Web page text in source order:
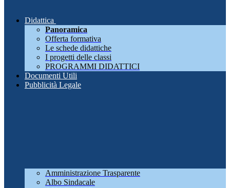
Didattica
Panoramica
Offerta formativa
Le schede didattiche
I progetti delle classi
PROGRAMMI DIDATTICI
Documenti Utili
Pubblicità Legale
Amministrazione Trasparente
Albo Sindacale